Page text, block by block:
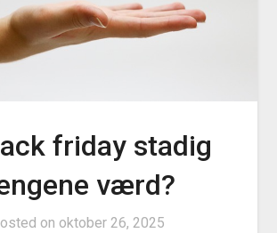
friday stadig
værd?
on oktober 26, 2025